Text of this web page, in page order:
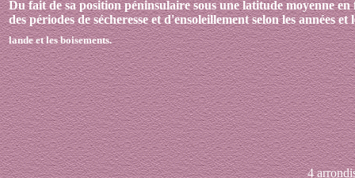
Du fait de sa position péninsulaire sous une latitude moyenne
des périodes de sécheresse et d'ensoleillement selon les années
lande et les boisements.
4